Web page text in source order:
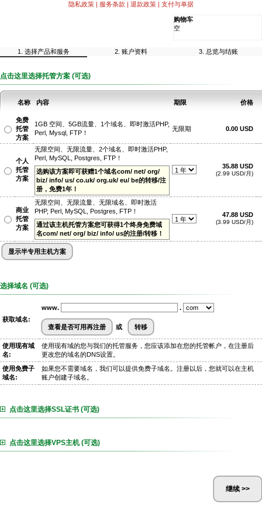
隐私政策 | 服务条款 | 退款政策 | 支付与单据
购物车
空
1. 选择产品和服务 2. 账户资料 3. 总览与结账
点击这里选择托管方案 (可选)
名称 内容 期限 价格
免费
托管
方案
1GB 空间、5GB流量、1个域名、即时激活PHP,
Perl, Mysql, FTP！
无限期 0.00 USD
个人
托管
方案
无限空间、无限流量、2个域名、即时激活PHP,
Perl, MySQL, Postgres, FTP！
选购该方案即可获赠1个域名com/ net/ org/
biz/ info/ us/ co.uk/ org.uk/ eu/ be的转移/注
册，免费1年！
35.88 USD
(2.99 USD/月)
商业
托管
方案
无限空间、无限流量、无限域名、即时激活
PHP, Perl, MySQL, Postgres, FTP！
通过该主机托管方案您可获得1个终身免费域
名com/ net/ org/ biz/ info/ us的注册/转移！
47.88 USD
(3.99 USD/月)
选择域名 (可选)
获取域名:
www. .
或
使用现有域
名:
使用现有域的您与我们的托管服务，您应该添加在您的托管帐户，在注册后
更改您的域名的DNS设置。
使用免费子
域名:
如果您不需要域名，我们可以提供免费子域名。注册以后，您就可以在主机
账户创建子域名。
点击这里选择SSL证书 (可选)
点击这里选择VPS主机 (可选)